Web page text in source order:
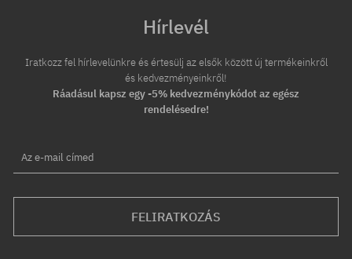
Hírlevél
Iratkozz fel hírlevelünkre és értesülj az elsők között új termékeinkről
és kedvezményeinkről!
Ráadásul kapsz egy -5% kedvezménykódot az egész
rendelésedre!
Az e-mail címed
FELIRATKOZÁS